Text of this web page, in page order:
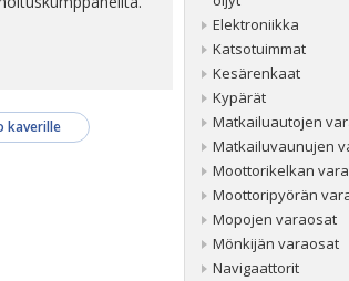
kaverille
Elektroniikka
Katsotuimmat
Kesärenkaat
Kypärät
Matkailuautojen
Matkailuvaunujen
Moottorikelkan
Moottoripyörän
Mopojen varaosat
Mönkijän varaosat
Navigaattorit